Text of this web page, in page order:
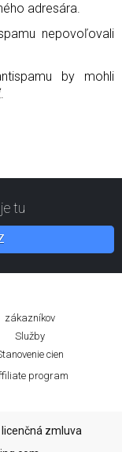
adresára.
nepovoľovali
by mohli
tu
zákazníkov
Služby
cien
program
licenčná zmluva